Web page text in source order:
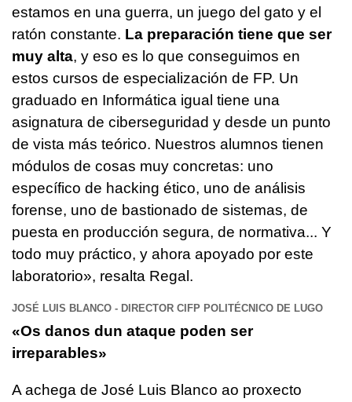
estamos en una guerra, un juego del gato y el
ratón constante. La preparación tiene que ser
muy alta, y eso es lo que conseguimos en
estos cursos de especialización de FP. Un
graduado en Informática igual tiene una
asignatura de ciberseguridad y desde un punto
de vista más teórico. Nuestros alumnos tienen
módulos de cosas muy concretas: uno
específico de hacking ético, uno de análisis
forense, uno de bastionado de sistemas, de
puesta en producción segura, de normativa... Y
todo muy práctico, y ahora apoyado por este
laboratorio», resalta Regal.
JOSÉ LUIS BLANCO - DIRECTOR CIFP POLITÉCNICO DE LUGO
«Os danos dun ataque poden ser
irreparables»
A achega de José Luis Blanco ao proxecto